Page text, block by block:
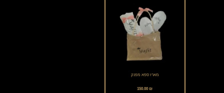
מארז ספא מפנק
150.00₪